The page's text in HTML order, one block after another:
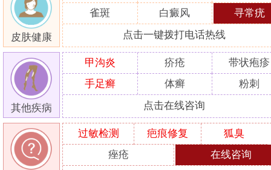
皮肤健康
雀斑
白癜风 寻常疣
点击一键拨打电话热线
其他疾病
甲沟炎 疥疮
带状疱疹
手足癣
体癣 粉刺
点击在线咨询
过敏检测 疤痕修复
狐臭
痤疮
在线咨询